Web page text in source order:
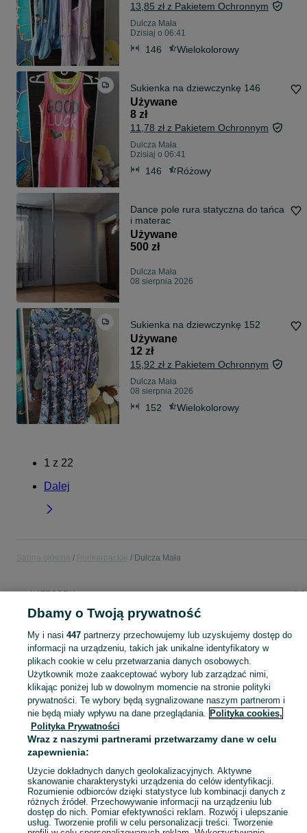
13,85 zł z Pakietem Ochronnym
Dulcza Mała
Dzisiaj o 06:41
146 Wielokolorowy
Sukienka na dziewczynkę 146
Używane
8 zł
11,78 zł z Pakietem Ochronnym
Dulcza Mała
Dzisiaj o 06:41
146 Różowy
Dance pole rura statyczna do tańca
i materac
Używane
500 zł
Dulcza Mała
08 sierpnia 2026
Sukienka na dziewczynkę 152
Używane
12 zł
15,92 zł z Pakietem Ochronnym
Dulcza Mała
08 sierpnia 2026
152 Wielokolorowy
1 z 22
Dalej
Dulcza Mała
KATEGORIA
paszociąg
Zobacz
Mapa kategorii
Mapa miejscowości
Mapa ministron
Popularne wyszukiwania
Dbamy o Twoją prywatność
My i nasi 447partnerzy przechowujemy lub uzyskujemy dostęp do
informacji na urządzeniu, takich jak unikalne identyfikatory w
plikach cookie w celu przetwarzania danych osobowych.
Użytkownik może zaakceptować wybory lub zarządzać nimi,
klikając poniżej lub w dowolnym momencie na stronie polityki
prywatności. Te wybory będą sygnalizowane naszym partnerom i
nie będą miały wpływu na dane przeglądania. Polityka cookies,
Polityka Prywatności
Wraz z naszymi partnerami przetwarzamy dane w celu
zapewnienia:
Użycie dokładnych danych geolokalizacyjnych. Aktywne
skanowanie charakterystyki urządzenia do celów identyfikacji.
Rozumienie odbiorców dzięki statystyce lub kombinacji danych z
różnych źródeł. Przechowywanie informacji na urządzeniu lub
dostęp do nich. Pomiar efektywności reklam. Rozwój i ulepszanie
usług. Tworzenie profili w celu personalizacji treści. Tworzenie